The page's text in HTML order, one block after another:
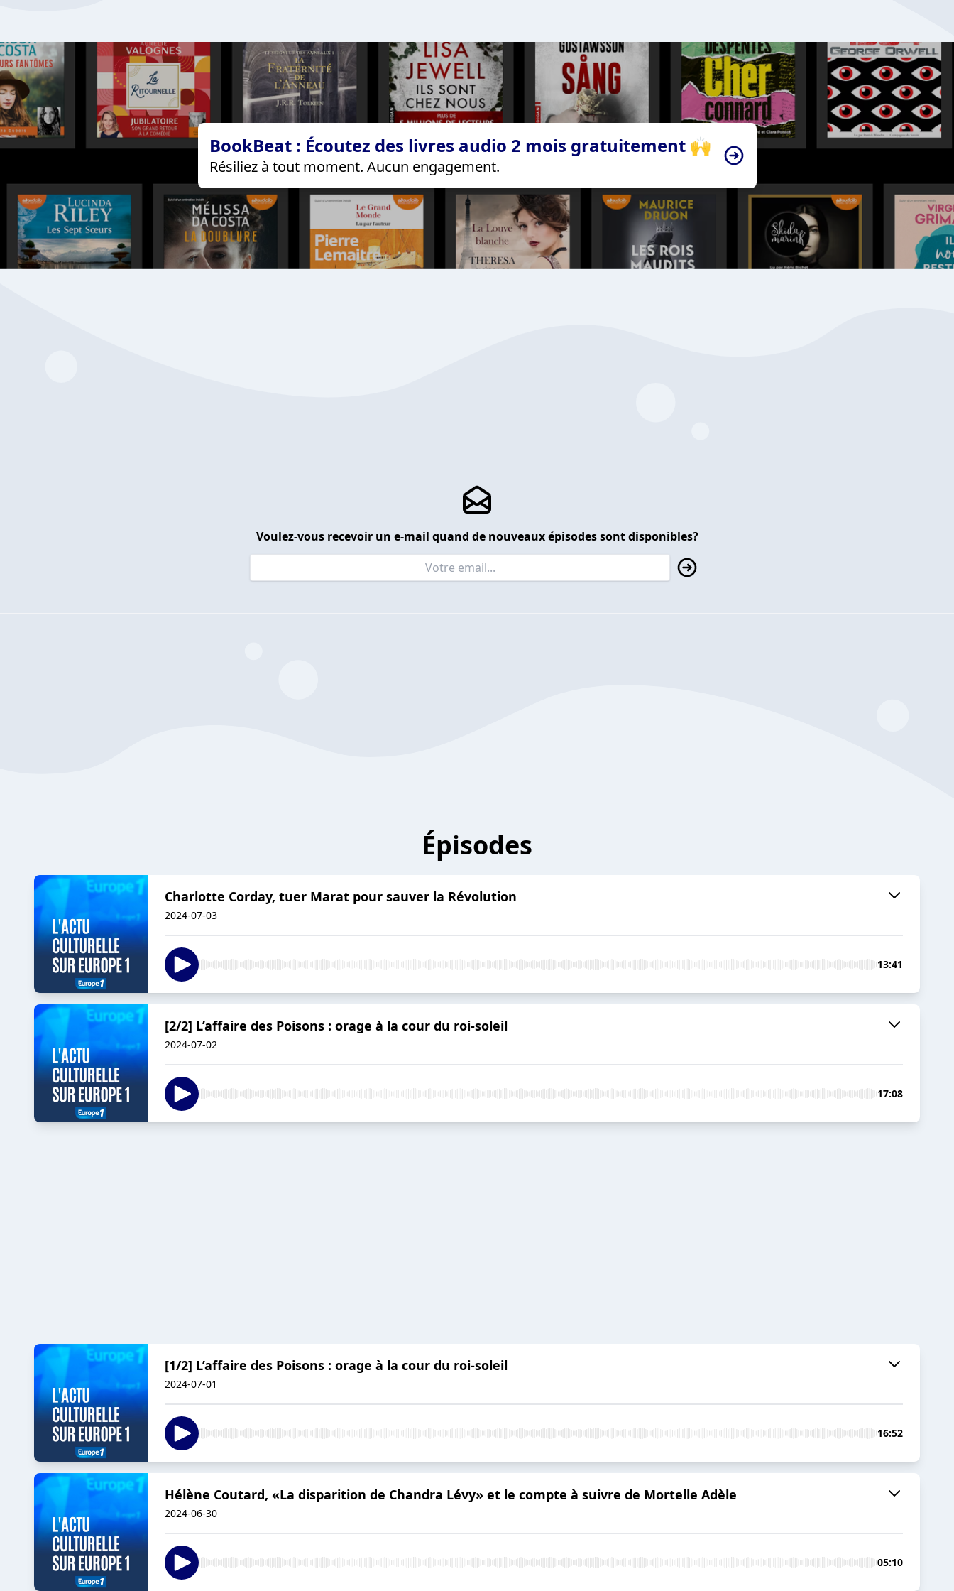
BookBeat : Écoutez des livres audio 2 mois gratuitement 🙌
Résiliez à tout moment. Aucun engagement.
Voulez-vous recevoir un e-mail quand de nouveaux épisodes sont disponibles?
Épisodes
Charlotte Corday, tuer Marat pour sauver la Révolution
2024-07-03
13:41
[2/2] L’affaire des Poisons : orage à la cour du roi-soleil
2024-07-02
17:08
[1/2] L’affaire des Poisons : orage à la cour du roi-soleil
2024-07-01
16:52
Hélène Coutard, «La disparition de Chandra Lévy» et le compte à suivre de Mortelle Adèle
2024-06-30
05:10